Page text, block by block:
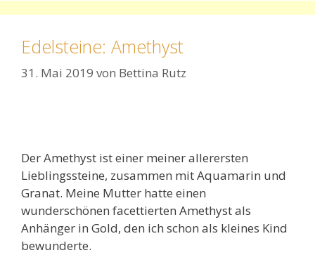
Edelsteine: Amethyst
31. Mai 2019 von Bettina Rutz
Der Amethyst ist einer meiner allerersten
Lieblingssteine, zusammen mit Aquamarin und
Granat. Meine Mutter hatte einen
wunderschönen facettierten Amethyst als
Anhänger in Gold, den ich schon als kleines Kind
bewunderte.